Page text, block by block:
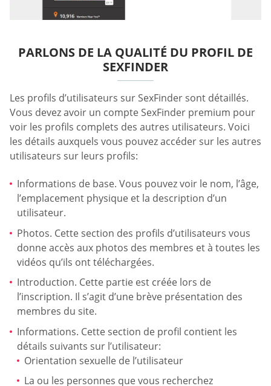
PARLONS DE LA QUALITÉ DU PROFIL DE
SEXFINDER
Les profils d’utilisateurs sur SexFinder sont détaillés.
Vous devez avoir un compte SexFinder premium pour
voir les profils complets des autres utilisateurs. Voici
les détails auxquels vous pouvez accéder sur les autres
utilisateurs sur leurs profils:
Informations de base. Vous pouvez voir le nom, l’âge,
l’emplacement physique et la description d’un
utilisateur.
Photos. Cette section des profils d’utilisateurs vous
donne accès aux photos des membres et à toutes les
vidéos qu’ils ont téléchargées.
Introduction. Cette partie est créée lors de
l’inscription. Il s’agit d’une brève présentation des
membres du site.
Informations. Cette section de profil contient les
détails suivants sur l’utilisateur:
Orientation sexuelle de l’utilisateur
La ou les personnes que vous recherchez